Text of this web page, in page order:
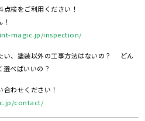
検をご利用ください！
magic.jp/inspection/
い、塗装以外の工事方法はないの？ どん
べばいいの？
わせください！
contact/